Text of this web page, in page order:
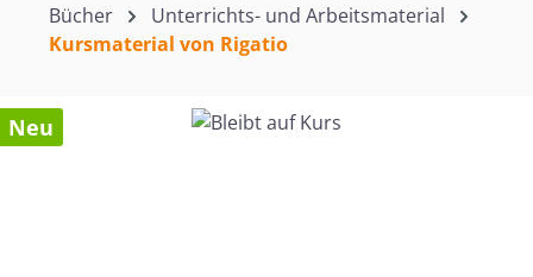
Bücher
Unterrichts- und Arbeitsmaterial
Kursmaterial von Rigatio
Neu
Bildergalerie überspringen